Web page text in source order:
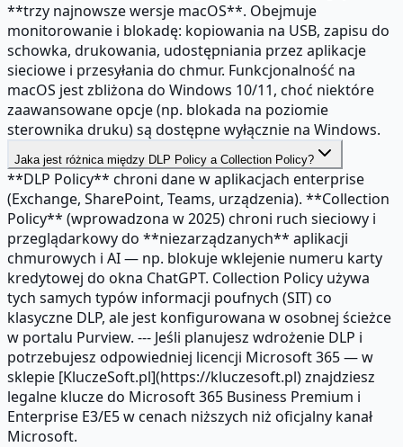
**trzy najnowsze wersje macOS**. Obejmuje
monitorowanie i blokadę: kopiowania na USB, zapisu do
schowka, drukowania, udostępniania przez aplikacje
sieciowe i przesyłania do chmur. Funkcjonalność na
macOS jest zbliżona do Windows 10/11, choć niektóre
zaawansowane opcje (np. blokada na poziomie
sterownika druku) są dostępne wyłącznie na Windows.
Jaka jest różnica między DLP Policy a Collection Policy?
**DLP Policy** chroni dane w aplikacjach enterprise
(Exchange, SharePoint, Teams, urządzenia). **Collection
Policy** (wprowadzona w 2025) chroni ruch sieciowy i
przeglądarkowy do **niezarządzanych** aplikacji
chmurowych i AI — np. blokuje wklejenie numeru karty
kredytowej do okna ChatGPT. Collection Policy używa
tych samych typów informacji poufnych (SIT) co
klasyczne DLP, ale jest konfigurowana w osobnej ścieżce
w portalu Purview. --- Jeśli planujesz wdrożenie DLP i
potrzebujesz odpowiedniej licencji Microsoft 365 — w
sklepie [KluczeSoft.pl](https://kluczesoft.pl) znajdziesz
legalne klucze do Microsoft 365 Business Premium i
Enterprise E3/E5 w cenach niższych niż oficjalny kanał
Microsoft.